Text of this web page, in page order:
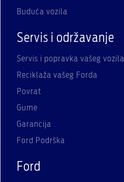
Buduća vozila
Servis i održavanje
Servis i popravka vašeg vozila
Reciklaža vašeg Forda
Povrat
Gume
Garancija
Ford Podrška
Ford